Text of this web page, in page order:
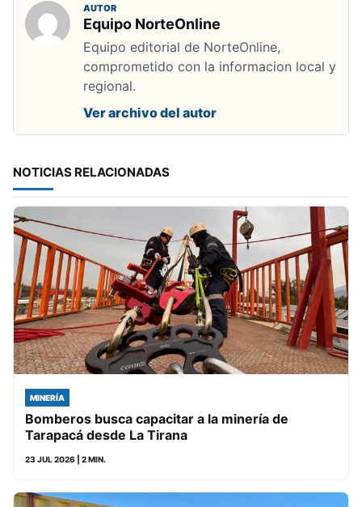
AUTOR
Equipo NorteOnline
Equipo editorial de NorteOnline,
comprometido con la informacion local y
regional.
Ver archivo del autor
NOTICIAS RELACIONADAS
MINERÍA
Bomberos busca capacitar a la minería de
Tarapacá desde La Tirana
23 JUL 2026 | 2 MIN.